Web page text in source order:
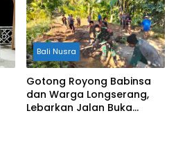
Bali Nusra
Gotong Royong Babinsa
dan Warga Longserang,
Lebarkan Jalan Buka